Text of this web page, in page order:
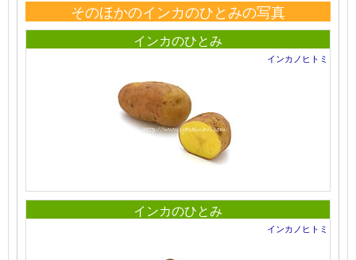
そのほかのインカのひとみの写真
インカのひとみ
インカノヒトミ
インカのひとみ
インカノヒトミ